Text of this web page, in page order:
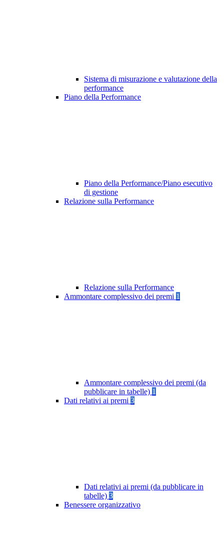
Sistema di misurazione e valutazione della
performance
Piano della Performance
Piano della Performance/Piano esecutivo
di gestione
Relazione sulla Performance
Relazione sulla Performance
Ammontare complessivo dei premi 1
Ammontare complessivo dei premi (da
pubblicare in tabelle) 1
Dati relativi ai premi 3
Dati relativi ai premi (da pubblicare in
tabelle) 3
Benessere organizzativo